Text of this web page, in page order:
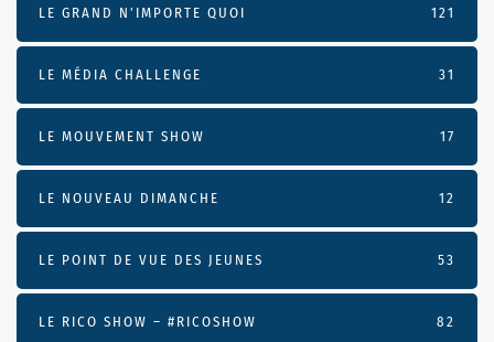
LE GRAND N’IMPORTE QUOI 121
LE MÉDIA CHALLENGE 31
LE MOUVEMENT SHOW 17
LE NOUVEAU DIMANCHE 12
LE POINT DE VUE DES JEUNES 53
LE RICO SHOW – #RICOSHOW 82